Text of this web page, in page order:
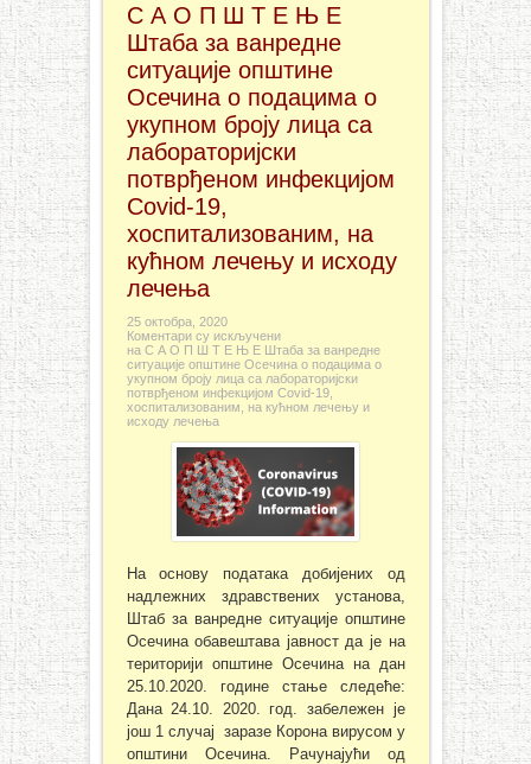
С А О П Ш Т Е Њ Е
Штаба за ванредне
ситуације општине
Осечина о подацима о
укупном броју лица са
лабораторијски
потврђеном инфекцијом
Covid-19,
хоспитализованим, на
кућном лечењу и исходу
лечења
25 октобра, 2020
Коментари су искључени
на С А О П Ш Т Е Њ Е Штаба за ванредне
ситуације општине Осечина о подацима о
укупном броју лица са лабораторијски
потврђеном инфекцијом Covid-19,
хоспитализованим, на кућном лечењу и
исходу лечења
На основу података добијених од
надлежних здравствених установа,
Штаб за ванредне ситуације општине
Осечина обавештава јавност да је на
територији општине Осечина на дан
25.10.2020. године стање следеће:
Дана 24.10. 2020. год. забележен је
још 1 случај заразе Корона вирусом у
општини Осечина. Рачунајући од